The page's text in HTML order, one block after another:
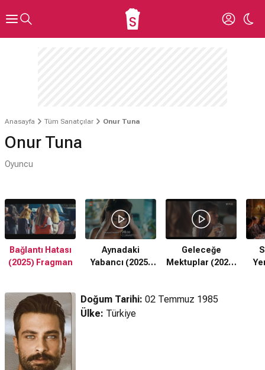
Anasayfa Tüm Sanatçılar Onur Tuna
Onur Tuna
Oyuncu
Bağlantı Hatası
(2025) Fragman
Aynadaki
Yabancı (2025)
Geleceğe
Mektuplar (2025)
Doğum Tarihi: 02 Temmuz 1985
Ülke: Türkiye